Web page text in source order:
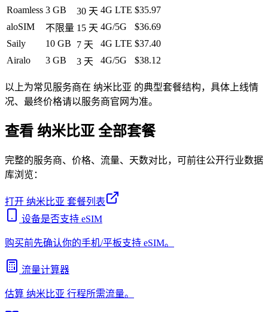
Roamless 3 GB 30 天 4G LTE $35.97
aloSIM
不限量 15 天 4G/5G
$36.69
Saily
10 GB 7 天 4G LTE $37.40
Airalo
3 GB 3 天 4G/5G $38.12
以上为常见服务商在 纳米比亚 的典型套餐结构，具体上线情
况、最终价格请以服务商官网为准。
查看 纳米比亚 全部套餐
完整的服务商、价格、流量、天数对比，可前往公开行业数据
库浏览：
打开 纳米比亚 套餐列表
设备是否支持 eSIM
购买前先确认你的手机/平板支持 eSIM。
流量计算器
估算 纳米比亚 行程所需流量。